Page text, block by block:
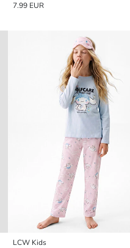
7.99 EUR
LCW Kids